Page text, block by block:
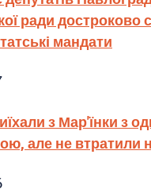
ради достроково
мандати
з Мар'їнки з
але не втратили